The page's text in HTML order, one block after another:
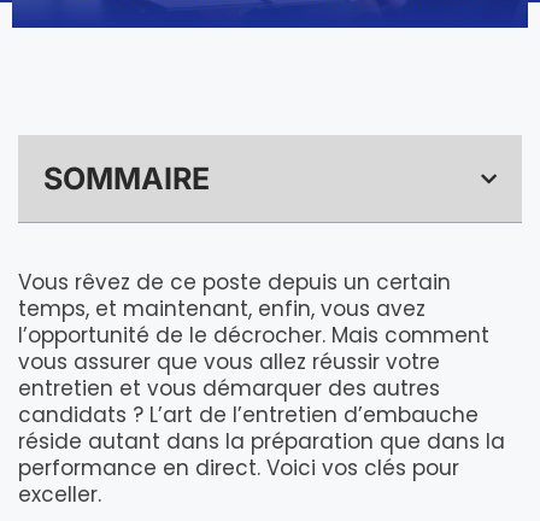
SOMMAIRE
Vous rêvez de ce poste depuis un certain
temps, et maintenant, enfin, vous avez
l’opportunité de le décrocher. Mais comment
vous assurer que vous allez réussir votre
entretien et vous démarquer des autres
candidats ? L’art de l’entretien d’embauche
réside autant dans la préparation que dans la
performance en direct. Voici vos clés pour
exceller.